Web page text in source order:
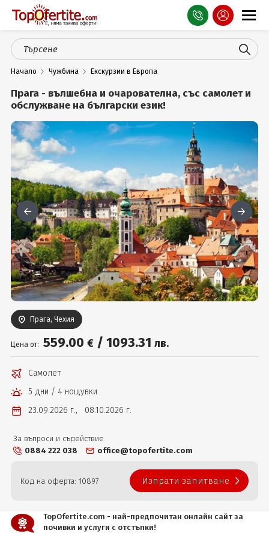
Оферти
СПА
Планина
Море
Чужбина
Празници
Турция
Гърция
Услуги
Вход
Начало Чужбина Екскурзии в Европа
Прага - вълшебна и очарователна, със самолет и
обслужване на български език!
Прага, Чехия
Цена от: 559.00 € / 1093.31 лв.
Самолет
5 дни / 4 нощувки
23.09.2026 г., 08.10.2026 г.
За въпроси и съдействие
0884 222 038
office@topofertite.com
Код на оферта: 10897 Изпрати запитване
TopOfertite.com - най-предпочитан онлайн сайт за
почивки и услуги с отстъпки!